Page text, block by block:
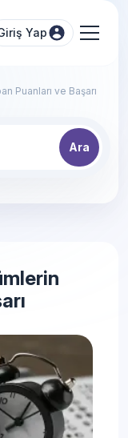
Yap
Puanları ve Başarı
Ara